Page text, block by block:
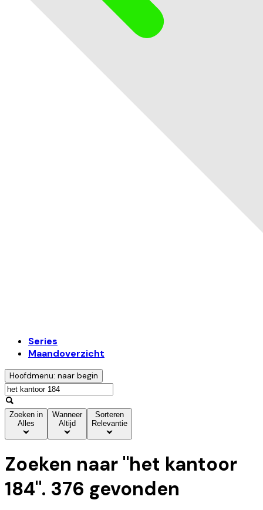
Series
Maandoverzicht
Hoofdmenu: naar begin
Zoeken in
Alles
Wanneer
Altijd
Sorteren
Relevantie
Zoeken naar "het kantoor
184". 376 gevonden